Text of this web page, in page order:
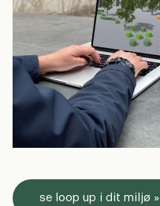
se loop up i dit miljø »